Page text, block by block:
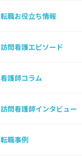
転職お役立ち情報
訪問看護エピソード
看護師コラム
訪問看護師インタビュー
転職事例